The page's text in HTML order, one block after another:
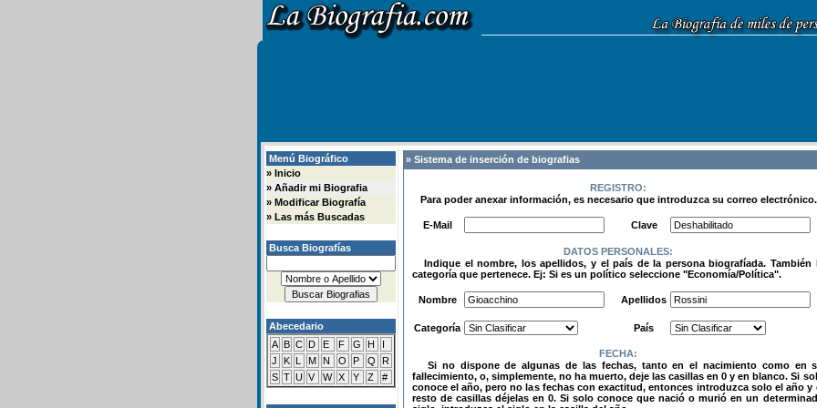
Menú Biográfico
» Inicio
» Añadir mi Biografia
» Modificar Biografía
» Las más Buscadas
Busca Biografías
Abecedario
A B C D E F G H
I
J
K L M N O P Q
R
S T U V W X Y Z #
» Sistema de inserción de biografias
REGISTRO:
Para poder anexar información, es necesario que introduzca su correo electrónico.
E-Mail
Clave
DATOS PERSONALES:
Indique el nombre, los apellidos, y el país de la persona biografíada. También
categoría que pertenece. Ej: Si es un político seleccione "Economía/Política".
Nombre
Apellidos
Categoría País
FECHA:
Si no dispone de algunas de las fechas, tanto en el nacimiento como en
fallecimiento, o, simplemente, no ha muerto, deje las casillas en 0 y en blanco. Si
conoce el año, pero no las fechas con exactitud, entonces introduzca solo el año y
resto de casillas déjelas en 0. Si solo conoce que nació o murió en un